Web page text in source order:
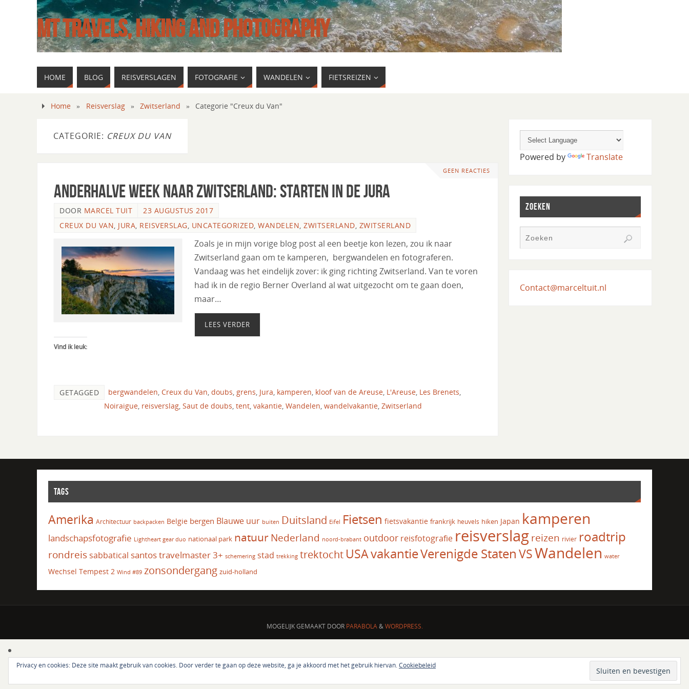
MT TRAVELS, HIKING AND PHOTOGRAPHY
HOME BLOG REISVERSLAGEN FOTOGRAFIE WANDELEN FIETSREIZEN
Home » Reisverslag » Zwitserland » Categorie "Creux du Van"
CATEGORIE: CREUX DU VAN
GEEN REACTIES
Anderhalve week naar Zwitserland: starten in de Jura
DOOR MARCEL TUIT
23 AUGUSTUS 2017
CREUX DU VAN, JURA, REISVERSLAG, UNCATEGORIZED, WANDELEN, ZWITSERLAND, ZWITSERLAND
Zoals je in mijn vorige blog post al een beetje kon lezen, zou ik naar
Zwitserland gaan om te kamperen, bergwandelen en fotograferen.
Vandaag was het eindelijk zover: ik ging richting Zwitserland. Van te voren
had ik in de regio Berner Overland al wat uitgezocht om te gaan doen,
maar…
LEES VERDER
Vind ik leuk:
GETAGGED bergwandelen Creux du Van doubs grens Jura kamperen kloof van de Areuse L'Areuse Les Brenets
Noiraigue reisverslag Saut de doubs tent vakantie Wandelen wandelvakantie Zwitserland
Powered by Translate
ZOEKEN
Contact@marceltuit.nl
TAGS
Amerika Architectuur backpacken Belgie bergen Blauwe uur buiten Duitsland Eifel Fietsen fietsvakantie frankrijk heuvels hiken Japan kamperen
landschapsfotografie Lightheart gear duo nationaal park natuur Nederland noord-brabant outdoor reisfotografie reisverslag reizen rivier roadtrip
rondreis sabbatical santos travelmaster 3+ schemering stad trekking trektocht USAvakantieVerenigde StatenVSWandelen water
Wechsel Tempest 2 Wind #89 zonsondergang zuid-holland
MOGELIJK GEMAAKT DOOR PARABOLA&WORDPRESS.
Privacy en cookies: Deze site maakt gebruik van cookies. Door verder te gaan op deze website, ga je akkoord met het gebruik hiervan.Cookiebeleid